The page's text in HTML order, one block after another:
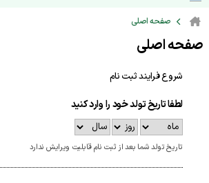
صفحه اصلی
صفحه اصلی
شروع فرایند ثبت نام
لطفا تاریخ تولد خود را وارد کنید
تاریخ تولد شما بعد از ثبت نام قابلیت ویرایش ندارد